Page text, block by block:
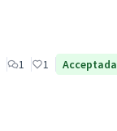
1 1 Acceptada